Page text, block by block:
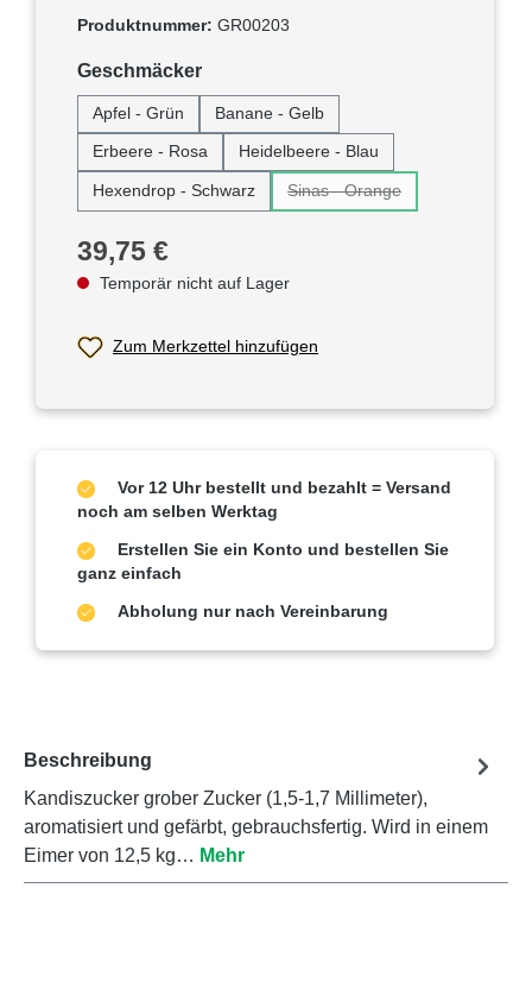
Produktnummer: GR00203
Geschmäckerauswählen
Apfel - Grün Banane - Gelb
Erbeere - Rosa Heidelbeere - Blau
Hexendrop - Schwarz Sinas - Orange
(Diese Option ist zurzeit
Regulärer Preis:
39,75 €
Temporär nicht auf Lager
Zum Merkzettel hinzufügen
Vor 12 Uhr bestellt und bezahlt = Versand
noch am selben Werktag
Erstellen Sie ein Konto und bestellen Sie
ganz einfach
Abholung nur nach Vereinbarung
Beschreibung
Kandiszucker grober Zucker (1,5-1,7 Millimeter),
aromatisiert und gefärbt, gebrauchsfertig. Wird in einem
Eimer von 12,5 kg… Mehr